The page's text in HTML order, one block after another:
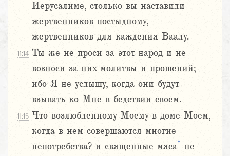
Иерусалиме, столько вы наставили
жертвенников постыдному,
жертвенников для каждения Ваалу.
11:14 Ты же не проси за этот народ и не
возноси за них молитвы и прошений;
ибо Я не услышу, когда они будут
взывать ко Мне в бедствии своем.
11:15 Что возлюбленному Моему в доме Моем,
когда в нем совершаются многие
непотребства? и священные мяса* не